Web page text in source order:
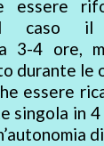
essere
caso il
3-4 ore,
durante le
essere
singola in